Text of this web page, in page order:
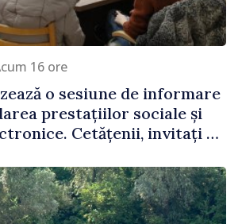
16 ore
o sesiune de informare
prestațiilor sociale și
Cetățenii, invitați să